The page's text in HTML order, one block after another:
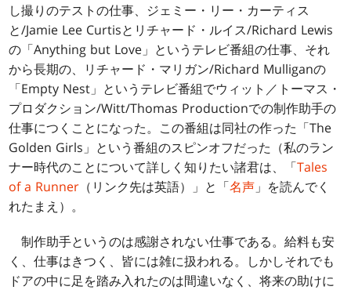
し撮りのテストの仕事、ジェミー・リー・カーティス
と/Jamie Lee Curtisとリチャード・ルイス/Richard Lewis
の「Anything but Love」というテレビ番組の仕事、それ
から長期の、リチャード・マリガン/Richard Mulliganの
「Empty Nest」というテレビ番組でウィット／トーマス・
プロダクション/Witt/Thomas Productionでの制作助手の
仕事につくことになった。この番組は同社の作った「The
Golden Girls」という番組のスピンオフだった（私のラン
ナー時代のことについて詳しく知りたい諸君は、「Tales
of a Runner （リンク先は英語）」と「名声 」を読んでく
れたまえ）。
制作助手というのは感謝されない仕事である。給料も安
く、仕事はきつく、皆には雑に扱われる。しかしそれでも
ドアの中に足を踏み入れたのは間違いなく、将来の助けに